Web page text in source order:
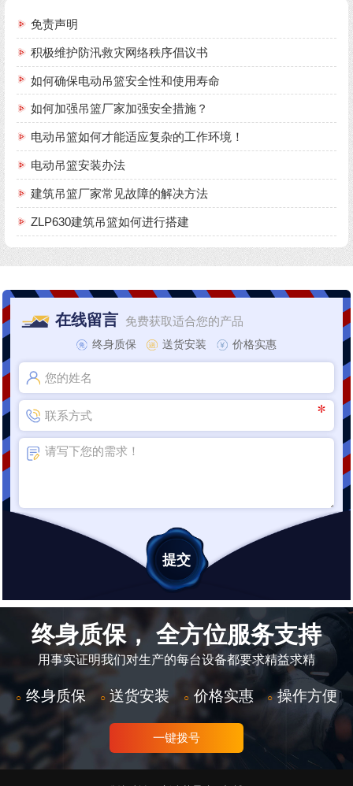
免责声明
积极维护防汛救灾网络秩序倡议书
如何确保电动吊篮安全性和使用寿命
如何加强吊篮厂家加强安全措施？
电动吊篮如何才能适应复杂的工作环境！
电动吊篮安装办法
建筑吊篮厂家常见故障的解决方法
ZLP630建筑吊篮如何进行搭建
在线留言 免费获取适合您的产品
终身质保 送货安装 价格实惠
终身质保， 全方位服务支持
用事实证明我们对生产的每台设备都要求精益求精
○ 终身质保 ○ 送货安装 ○ 价格实惠 ○ 操作方便
一键拨号